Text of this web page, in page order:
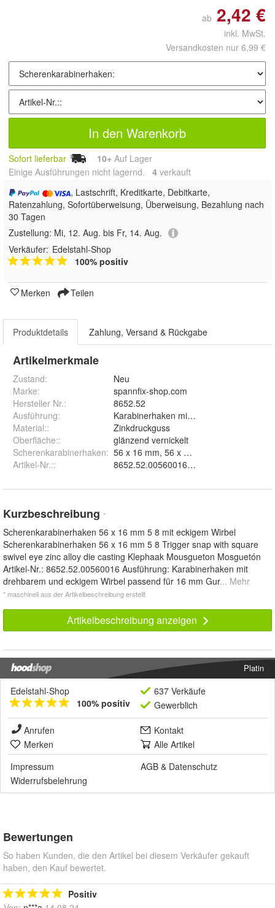
ab 2,42 €
inkl. MwSt.
Versandkosten nur 6,99 €
In den Warenkorb
Sofort lieferbar 10+ Auf Lager
Einige Ausführungen nicht lagernd. 4 verkauft
, Lastschrift, Kreditkarte, Debitkarte,
Ratenzahlung, Sofortüberweisung, Überweisung, Bezahlung nach
30 Tagen
Zustellung: Mi, 12. Aug. bis Fr, 14. Aug.
Verkäufer: Edelstahl-Shop
100% positiv
Merken Teilen
Produktdetails Zahlung, Versand & Rückgabe
Artikelmerkmale
Zustand:
Neu
Marke:
spannfix-shop.com
Hersteller Nr.:
8652.52
Ausführung:
Material::
Zinkdruckguss
Oberfläche::
glänzend vernickelt
Scherenkarabinerhaken:
Artikel-Nr.::
Kurzbeschreibung *
Scherenkarabinerhaken 56 x 16 mm 5 8 mit eckigem Wirbel
Scherenkarabinerhaken 56 x 16 mm 5 8 Trigger snap with square
swivel eye zinc alloy die casting Klephaak Mousgueton Mosguetón
Artikel-Nr.: 8652.52.00560016 Ausführung: Karabinerhaken mit
drehbarem und eckigem Wirbel passend für 16 mm Gur... Mehr
* maschinell aus der Artikelbeschreibung erstellt
Artikelbeschreibung anzeigen
Platin
Edelstahl-Shop
100% positiv
637 Verkäufe
Gewerblich
Anrufen
Kontakt
Merken
Alle Artikel
Impressum
AGB & Datenschutz
Widerrufsbelehrung
Bewertungen
So haben Kunden, die den Artikel bei diesem Verkäufer gekauft
haben, den Kauf bewertet.
Positiv